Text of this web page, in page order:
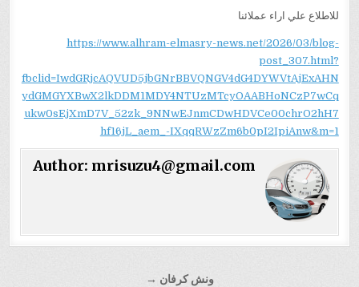
للاطلاع علي اراء عملائنا
https://www.alhram-elmasry-news.net/2026/03/blog-
post_307.html?
fbclid=IwdGRjcAQVUD5jbGNrBBVQNGV4dG4DYWVtAjExAHN
ydGMGYXBwX2lkDDM1MDY4NTUzMTcyOAABHoNCzP7wCq
ukw0sEjXmD7V_52zk_9NNwEJnmCDwHDVCe00chrO2hH7
hf16jL_aem_-IXqqRWzZm6b0pI2IpiAnw&m=1
Author: mrisuzu4@gmail.com
ونش كرفان →